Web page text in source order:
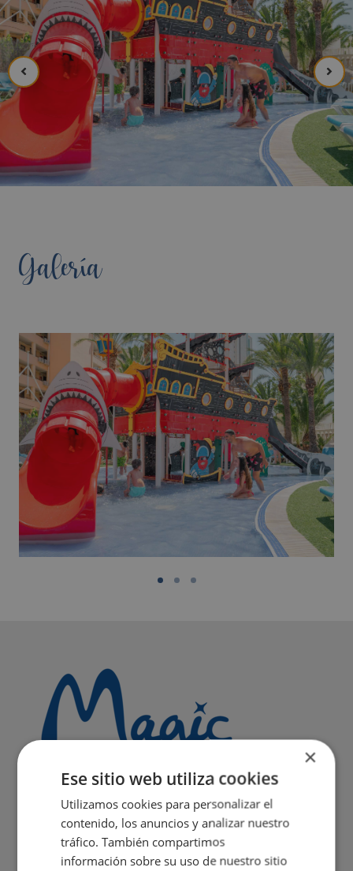
Galería
×
Ese sitio web utiliza cookies
Utilizamos cookies para personalizar el
contenido, los anuncios y analizar nuestro
tráfico. También compartimos
información sobre su uso de nuestro sitio